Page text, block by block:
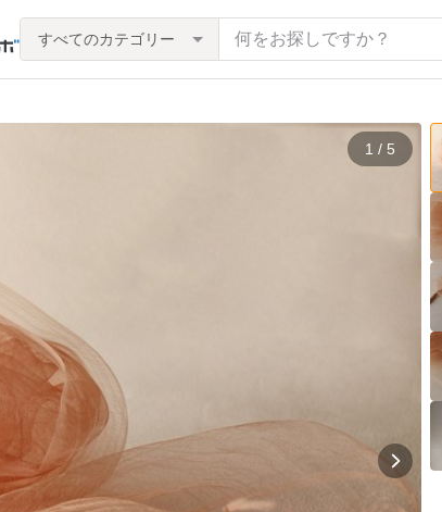
すべてのカテゴリー
1 / 5